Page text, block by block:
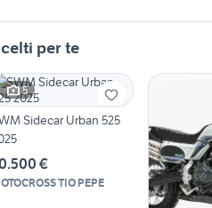
per te
5
Sidecar Urban 525
€
TIO PEPE